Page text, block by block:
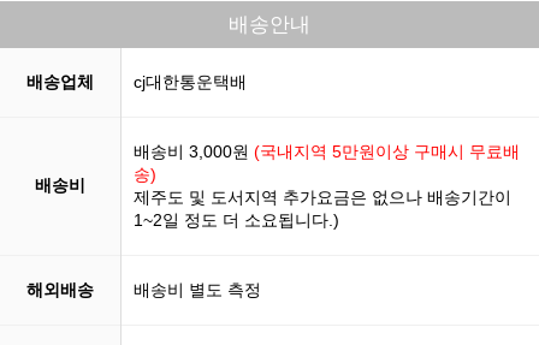
배송안내
배송업체 cj대한통운택배
배송비
배송비 3,000원 (국내지역 5만원이상 구매시 무료배
송)
제주도 및 도서지역 추가요금은 없으나 배송기간이
1~2일 정도 더 소요됩니다.)
해외배송 배송비 별도 측정